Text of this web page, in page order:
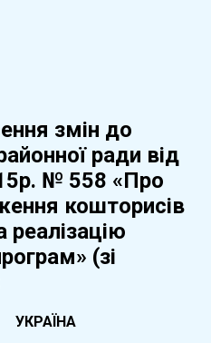
змін до
ради від
№ 558 «Про
кошторисів
реалізацію
(зі
УКРАЇНА